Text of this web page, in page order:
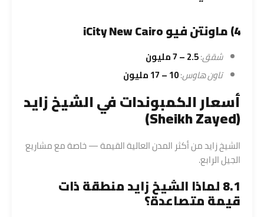
4) ماونتن فيو iCity New Cairo
شقق:2.5 – 7 مليون
تاون هاوس:10 – 17 مليون
أسعار الكمبوندات في الشيخ زايد
(Sheikh Zayed)
الشيخ زايد من أكثر المدن العالية القيمة — خاصة مع مشاريع
الجيل الرابع.
8.1 لماذا الشيخ زايد منطقة ذات
قيمة متصاعدة؟